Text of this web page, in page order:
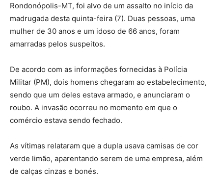
Rondonópolis-MT, foi alvo de um assalto no início da
madrugada desta quinta-feira (7). Duas pessoas, uma
mulher de 30 anos e um idoso de 66 anos, foram
amarradas pelos suspeitos.
De acordo com as informações fornecidas à Polícia
Militar (PM), dois homens chegaram ao estabelecimento,
sendo que um deles estava armado, e anunciaram o
roubo. A invasão ocorreu no momento em que o
comércio estava sendo fechado.
As vítimas relataram que a dupla usava camisas de cor
verde limão, aparentando serem de uma empresa, além
de calças cinzas e bonés.